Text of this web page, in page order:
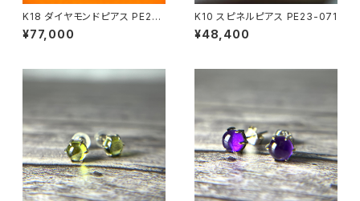
K18 ダイヤモンドピアス PE23-
070
¥77,000
K10 スピネルピアス PE23-071
¥48,400